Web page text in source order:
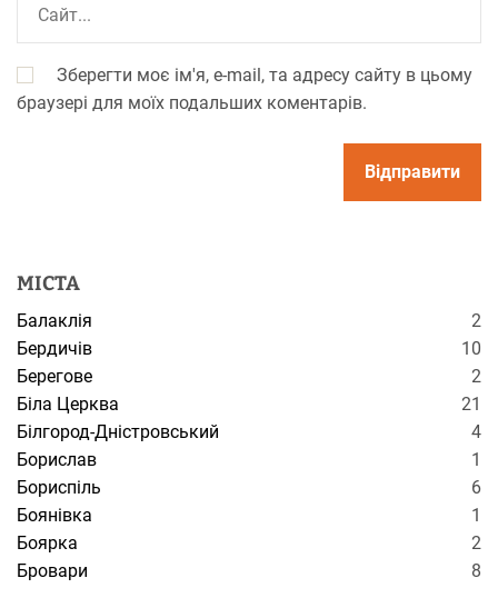
Зберегти моє ім'я, e-mail, та адресу сайту в цьому
браузері для моїх подальших коментарів.
МІСТА
Балаклія
2
Бердичів
10
Берегове
2
Біла Церква
21
Білгород-Дністровський
4
Борислав
1
Бориспіль
6
Боянівка
1
Боярка
2
Бровари
8